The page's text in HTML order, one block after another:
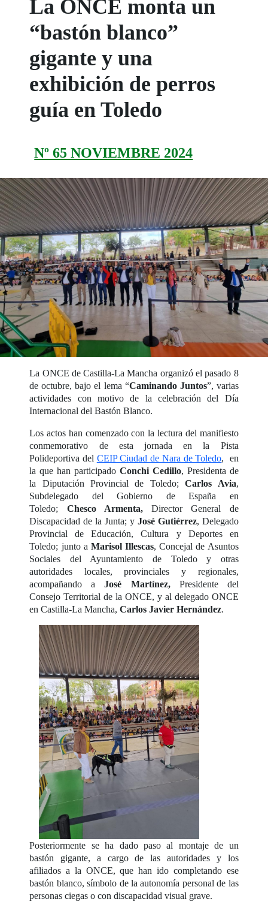
La ONCE monta un
“bastón blanco”
gigante y una
exhibición de perros
guía en Toledo
Nº 65 NOVIEMBRE 2024
La ONCE de Castilla-La Mancha organizó el pasado 8
de octubre, bajo el lema “Caminando Juntos”, varias
actividades con motivo de la celebración del Día
Internacional del Bastón Blanco.
Los actos han comenzado con la lectura del manifiesto
conmemorativo de esta jornada en la Pista
Polideportiva del CEIP Ciudad de Nara de Toledo, en
la que han participado Conchi Cedillo, Presidenta de
la Diputación Provincial de Toledo;Carlos Avia,
Subdelegado del Gobierno de España en
Toledo; Chesco Armenta,Director General de
Discapacidad de la Junta; y José Gutiérrez, Delegado
Provincial de Educación, Cultura y Deportes en
Toledo; junto a Marisol Illescas, Concejal de Asuntos
Sociales del Ayuntamiento de Toledo y otras
autoridades locales, provinciales y regionales,
acompañando aJosé Martínez,Presidente del
Consejo Territorial de la ONCE, y al delegado ONCE
en Castilla-La Mancha,Carlos Javier Hernández.
Posteriormente se ha dado paso al montaje de un
bastón gigante, a cargo de las autoridades y los
afiliados a la ONCE, que han ido completando ese
bastón blanco, símbolo de la autonomía personal de las
personas ciegas o con discapacidad visual grave.